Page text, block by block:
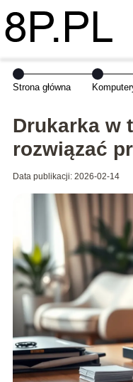
Strona główna
Drukarka w
rozwiązać
Data publikacji: 2026-02-14